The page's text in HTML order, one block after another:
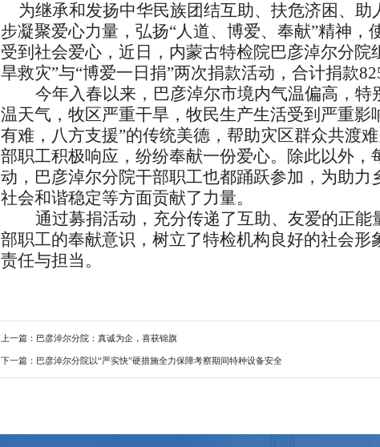
为继承和发扬中华民族团结互助、扶危济困、助
步凝聚爱心力量，弘扬“人道、博爱、奉献”精神，
受到社会爱心，近日，内蒙古特检院巴彦淖尔分院
旱救灾”与“博爱一日捐”两次捐款活动，合计捐款
今年入春以来，巴彦淖尔市境内气温偏高，特
温天气，牧区严重干旱，牧民生产生活受到严重影
有难，八方支援”的传统美德，帮助灾区群众共渡
部职工积极响应，纷纷奉献一份爱心。除此以外，
动，巴彦淖尔分院干部职工也都踊跃参加，为助力
社会和谐稳定等方面贡献了力量。
通过募捐活动，充分传递了互助、友爱的正能
部职工的奉献意识，树立了特检机构良好的社会形
责任与担当。
上一篇：巴彦淖尔分院：真诚为企，喜获锦旗
下一篇：巴彦淖尔分院以“严实快”硬措施全力保障考察期间特种设备安全